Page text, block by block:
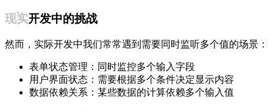
现实开发中的挑战
然而，实际开发中我们常常遇到需要同时监听多个值的场景：
表单状态管理：同时监控多个输入字段
用户界面状态：需要根据多个条件决定显示内容
数据依赖关系：某些数据的计算依赖多个输入值